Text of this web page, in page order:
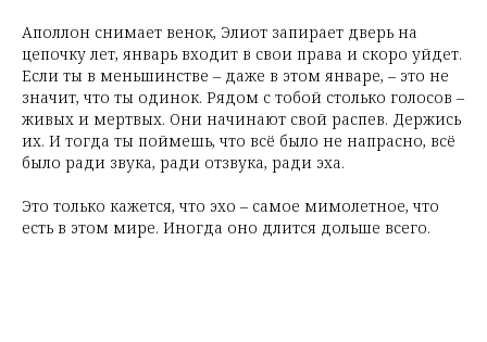
Аполлон снимает венок, Элиот запирает дверь на
цепочку лет, январь входит в свои права и скоро уйдет.
Если ты в меньшинстве – даже в этом январе, – это не
значит, что ты одинок. Рядом с тобой столько голосов –
живых и мертвых. Они начинают свой распев. Держись
их. И тогда ты поймешь, что всё было не напрасно, всё
было ради звука, ради отзвука, ради эха.
Это только кажется, что эхо – самое мимолетное, что
есть в этом мире. Иногда оно длится дольше всего.